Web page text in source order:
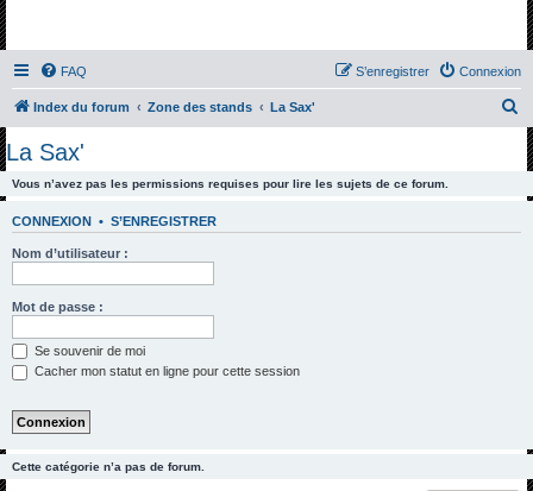
FAQ Connexion
S’enregistrer
Index du forum Zone des stands La Sax'
La Sax'
Vous n’avez pas les permissions requises pour lire les sujets de ce forum.
CONNEXION • S’ENREGISTRER
Nom d’utilisateur :
Mot de passe :
Se souvenir de moi
Cacher mon statut en ligne pour cette session
Cette catégorie n’a pas de forum.